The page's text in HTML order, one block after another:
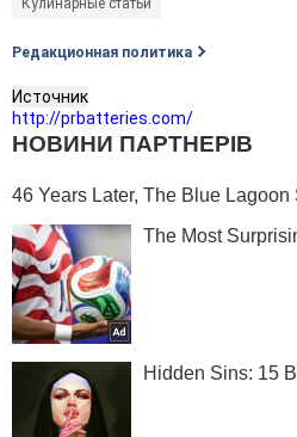
Кулинарные статьи
Редакционная политика
Источник
http://prbatteries.com/